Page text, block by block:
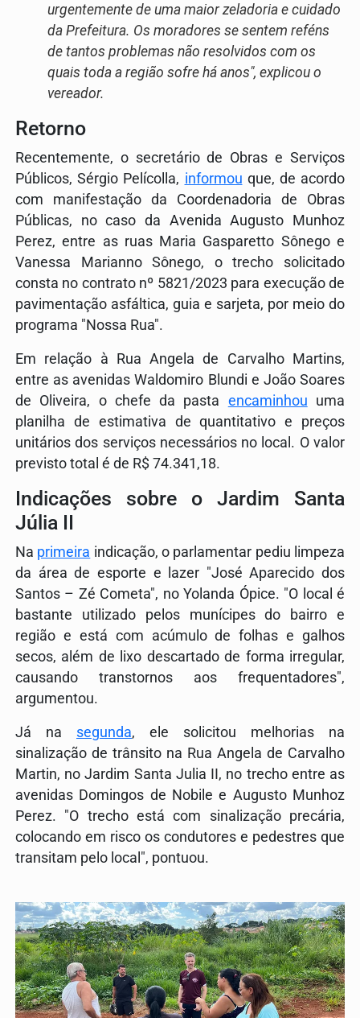
urgentemente de uma maior zeladoria e cuidado
da Prefeitura. Os moradores se sentem reféns
de tantos problemas não resolvidos com os
quais toda a região sofre há anos", explicou o
vereador.
Retorno
Recentemente, o secretário de Obras e Serviços
Públicos, Sérgio Pelícolla, informou que, de acordo
com manifestação da Coordenadoria de Obras
Públicas, no caso da Avenida Augusto Munhoz
Perez, entre as ruas Maria Gasparetto Sônego e
Vanessa Marianno Sônego, o trecho solicitado
consta no contrato nº 5821/2023 para execução de
pavimentação asfáltica, guia e sarjeta, por meio do
programa "Nossa Rua".
Em relação à Rua Angela de Carvalho Martins,
entre as avenidas Waldomiro Blundi e João Soares
de Oliveira, o chefe da pasta encaminhou uma
planilha de estimativa de quantitativo e preços
unitários dos serviços necessários no local. O valor
previsto total é de R$ 74.341,18.
Indicações sobre o Jardim Santa
Júlia II
Na primeira indicação, o parlamentar pediu limpeza
da área de esporte e lazer "José Aparecido dos
Santos – Zé Cometa", no Yolanda Ópice. "O local é
bastante utilizado pelos munícipes do bairro e
região e está com acúmulo de folhas e galhos
secos, além de lixo descartado de forma irregular,
causando transtornos aos frequentadores",
argumentou.
Já na segunda, ele solicitou melhorias na
sinalização de trânsito na Rua Angela de Carvalho
Martin, no Jardim Santa Julia II, no trecho entre as
avenidas Domingos de Nobile e Augusto Munhoz
Perez. "O trecho está com sinalização precária,
colocando em risco os condutores e pedestres que
transitam pelo local", pontuou.